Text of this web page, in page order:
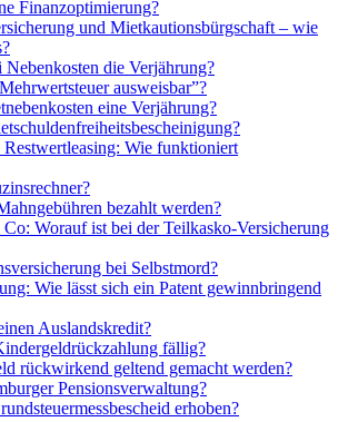
Finanzoptimierung?
und Mietkautionsbürgschaft – wie
Nebenkosten die Verjährung?
ausweisbar”?
eine Verjährung?
Wie funktioniert
bezahlt werden?
Worauf ist bei der Teilkasko-Versicherung
bei Selbstmord?
Wie lässt sich ein Patent gewinnbringend
Auslandskredit?
fällig?
rückwirkend geltend gemacht werden?
Pensionsverwaltung?
erhoben?